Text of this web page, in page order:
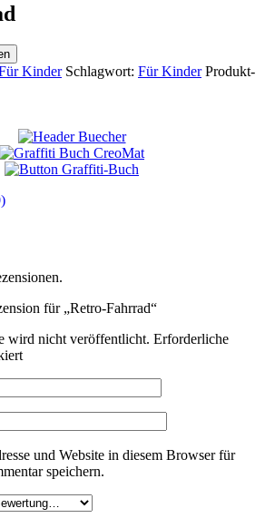
Kinder Schlagwort: Für Kinder Produkt-
für „Retro-Fahrrad“
wird nicht veröffentlicht. Erforderliche
und Website in diesem Browser für
speichern.